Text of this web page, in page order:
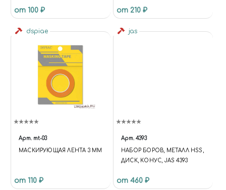
от 100 ₽ от 210 ₽
dspiae
Арт. mt-03
МАСКИРУЮЩАЯ ЛЕНТА 3 ММ
от 110 ₽
jas
Арт. 4393
НАБОР БОРОВ, МЕТАЛЛ HSS,
ДИСК, КОНУС, JAS 4393
от 460 ₽